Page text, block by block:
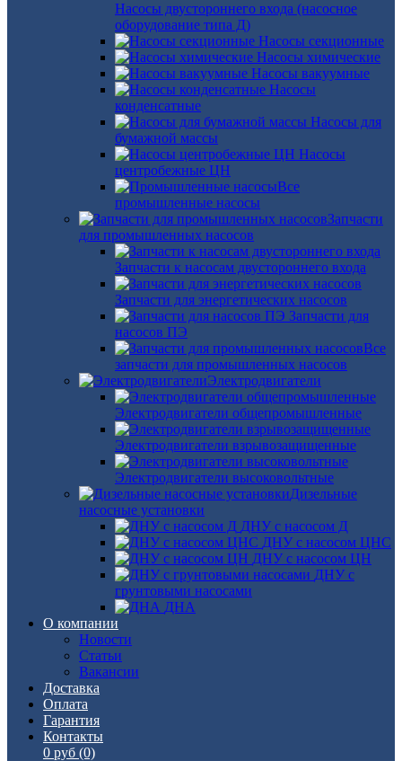
Насосы двустороннего входа (насосное
оборудование типа Д)
Насосы секционные
Насосы химические
Насосы вакуумные
Насосы
конденсатные
Насосы для
бумажной массы
Насосы
центробежные ЦН
Все
промышленные насосы
Запчасти
для промышленных насосов
Запчасти к насосам двустороннего входа
Запчасти для энергетических насосов
Запчасти для
насосов ПЭ
Все
запчасти для промышленных насосов
Электродвигатели
Электродвигатели общепромышленные
Электродвигатели взрывозащищенные
Электродвигатели высоковольтные
Дизельные
насосные установки
ДНУ с насосом Д
ДНУ с насосом ЦНС
ДНУ с насосом ЦН
ДНУ с
грунтовыми насосами
ДНА
О компании
Новости
Статьи
Вакансии
Доставка
Оплата
Гарантия
Контакты
0 руб (0)